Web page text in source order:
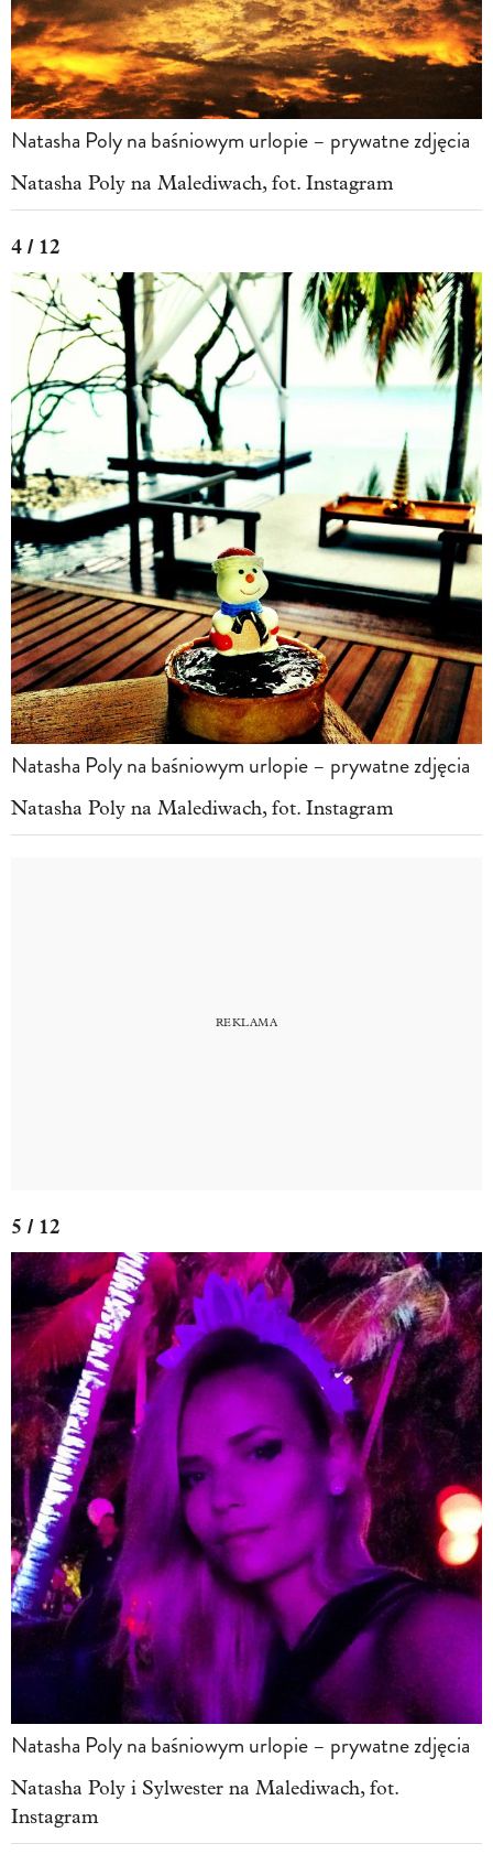
Natasha Poly na baśniowym urlopie – prywatne zdjęcia
Natasha Poly na Malediwach, fot. Instagram
4 / 12
Natasha Poly na baśniowym urlopie – prywatne zdjęcia
Natasha Poly na Malediwach, fot. Instagram
5 / 12
Natasha Poly na baśniowym urlopie – prywatne zdjęcia
Natasha Poly i Sylwester na Malediwach, fot.
Instagram